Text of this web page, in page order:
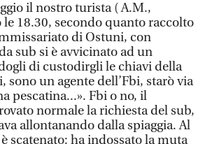
il nostro turista ( A.M.,
18.30, secondo quanto raccolto
di Ostuni, con
sub si è avvicinato ad un
di custodirgli le chiavi della
sono un agente dell’Fbi, starò via
pescatina...». Fbi o no, il
normale la richiesta del sub,
allontanando dalla spiaggia. Al
scatenato: ha indossato la muta